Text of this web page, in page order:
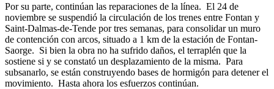
Por su parte, continúan las reparaciones de la línea. El 24 de
noviembre se suspendió la circulación de los trenes entre Fontan y
Saint-Dalmas-de-Tende por tres semanas, para consolidar un muro
de contención con arcos, situado a 1 km de la estación de Fontan-
Saorge. Si bien la obra no ha sufrido daños, el terraplén que la
sostiene si y se constató un desplazamiento de la misma. Para
subsanarlo, se están construyendo bases de hormigón para detener el
movimiento. Hasta ahora los esfuerzos continúan.